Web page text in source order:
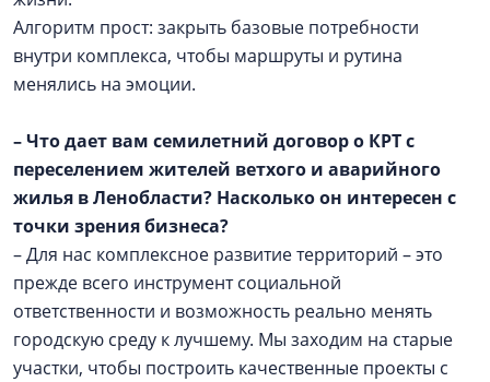
Алгоритм прост: закрыть базовые потребности
внутри комплекса, чтобы маршруты и рутина
менялись на эмоции.
– Что дает вам семилетний договор о КРТ с
переселением жителей ветхого и аварийного
жилья в Ленобласти? Насколько он интересен с
точки зрения бизнеса?
– Для нас комплексное развитие территорий – это
прежде всего инструмент социальной
ответственности и возможность реально менять
городскую среду к лучшему. Мы заходим на старые
участки, чтобы построить качественные проекты с